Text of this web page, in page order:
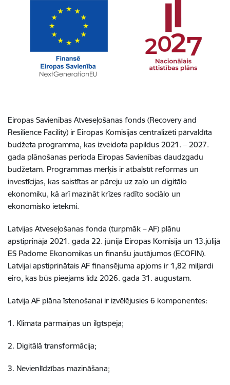
Eiropas Savienības Atveseļošanas fonds (Recovery and
Resilience Facility) ir Eiropas Komisijas centralizēti pārvaldīta
budžeta programma, kas izveidota papildus 2021. – 2027.
gada plānošanas perioda Eiropas Savienības daudzgadu
budžetam. Programmas mērķis ir atbalstīt reformas un
investīcijas, kas saistītas ar pāreju uz zaļo un digitālo
ekonomiku, kā arī mazināt krīzes radīto sociālo un
ekonomisko ietekmi.
Latvijas Atveseļošanas fonda (turpmāk – AF) plānu
apstiprināja 2021. gada 22. jūnijā Eiropas Komisija un 13.jūlijā
ES Padome Ekonomikas un finanšu jautājumos (ECOFIN).
Latvijai apstiprinātais AF finansējuma apjoms ir 1,82 miljardi
eiro, kas būs pieejams līdz 2026. gada 31. augustam.
Latvija AF plāna īstenošanai ir izvēlējusies 6 komponentes:
1. Klimata pārmaiņas un ilgtspēja;
2. Digitālā transformācija;
3. Nevienlīdzības mazināšana;